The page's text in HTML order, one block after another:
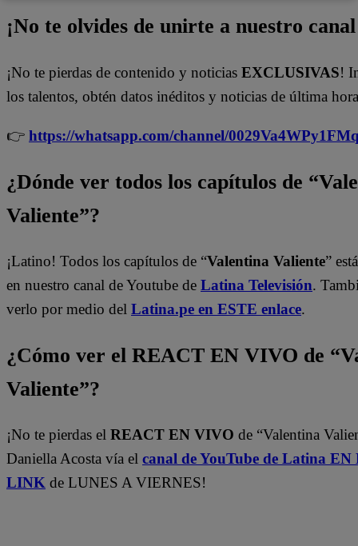
¡No te olvides de unirte a nuestro
¡No te pierdas de contenido y noticias EXCLUSIVAS!
los talentos, obtén datos inéditos y noticias de última
👉 https://whatsapp.com/channel/
¿Dónde ver todos los capítulos de
Valiente”?
¡Latino! Todos los capítulos de “Valentina Valiente”
en nuestro canal de Youtube de Latina Televisión.
verlo por medio del Latina.pe en ESTE enlace.
¿Cómo ver el REACT EN VIVO de
Valiente”?
¡No te pierdas el REACT EN VIVO de “Valentina
Daniella Acosta vía el canal de YouTube de Latina EN
LINK de LUNES A VIERNES!